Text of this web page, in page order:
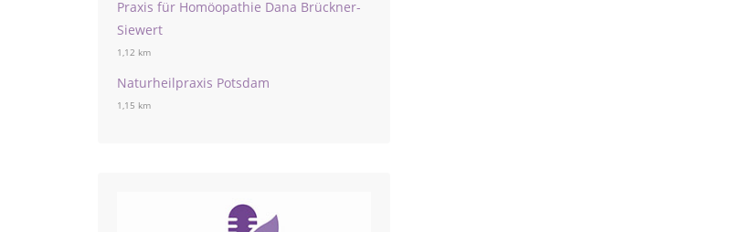
Praxis für Homöopathie Dana Brückner-
Siewert
1,12 km
Naturheilpraxis Potsdam
1,15 km